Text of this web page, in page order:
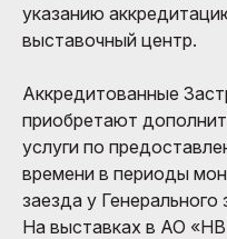
указанию
выставочный центр.
Аккредитованные
приобретают
услуги по
времени в периоды
заезда у
На выставках в АО